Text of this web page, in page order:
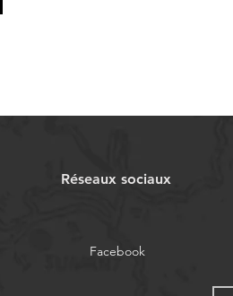
Réseaux sociaux
Facebook